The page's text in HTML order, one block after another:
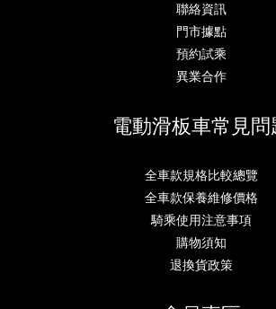
聯絡資訊
門市據點
預約試乘
異業合作
電動滑板車常見問
全車款規格比較總覽
全車款保養維修價格
騎乘使用注意事項
購物須知
退換貨政策